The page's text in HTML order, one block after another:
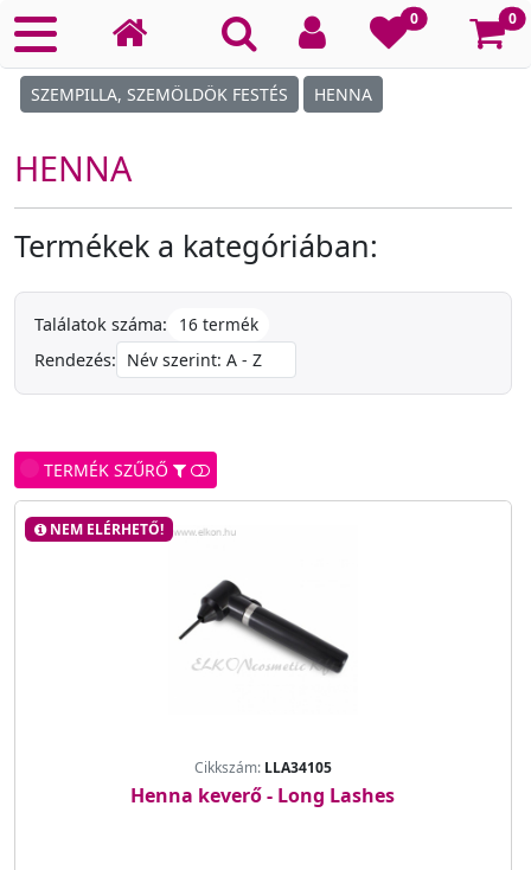
0 0
SZEMPILLA, SZEMÖLDÖK FESTÉS HENNA
HENNA
Termékek a kategóriában:
Találatok száma:
16 termék
Rendezés:
TERMÉK SZŰRŐ
NEM ELÉRHETŐ!
Cikkszám: LLA34105
Henna keverő - Long Lashes